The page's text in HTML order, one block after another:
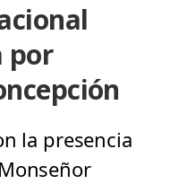
por
la presencia